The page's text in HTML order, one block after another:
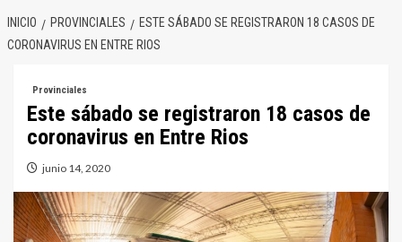
INICIO PROVINCIALES
ESTE SÁBADO SE REGISTRARON 18 CASOS DE
CORONAVIRUS EN ENTRE RIOS
Provinciales
Este sábado se registraron 18 casos de
coronavirus en Entre Rios
junio 14, 2020